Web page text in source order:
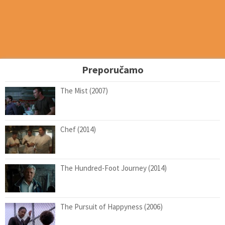
Preporučamo
The Mist (2007)
Chef (2014)
The Hundred-Foot Journey (2014)
The Pursuit of Happyness (2006)